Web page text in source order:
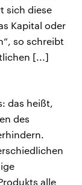
sich diese
Kapital oder
so schreibt
[...]
das heißt,
des
alle